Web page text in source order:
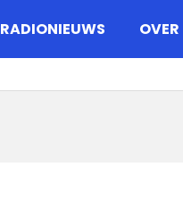
RADIONIEUWS OVER